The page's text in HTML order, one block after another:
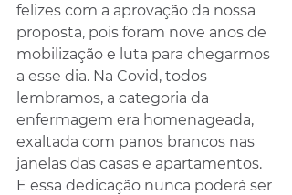
felizes com a aprovação da nossa
proposta, pois foram nove anos de
mobilização e luta para chegarmos
a esse dia. Na Covid, todos
lembramos, a categoria da
enfermagem era homenageada,
exaltada com panos brancos nas
janelas das casas e apartamentos.
E essa dedicação nunca poderá ser